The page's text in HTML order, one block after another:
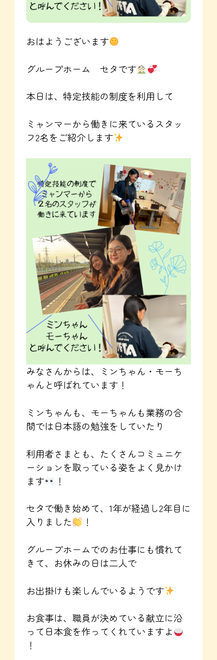
おはようございます
グループホーム セタです
本日は、特定技能の制度を利用して
ミャンマーから働きに来ているスタッ
フ2名をご紹介します
みなさんからは、ミンちゃん・モーち
ゃんと呼ばれています！
ミンちゃんも、モーちゃんも業務の合
間では日本語の勉強をしていたり
利用者さまとも、たくさんコミュニケ
ーションを取っている姿をよく見かけ
ます
！
セタで働き始めて、1年が経過し2年目に
入りました
！
グループホームでのお仕事にも慣れて
きて、お休みの日は二人で
お出掛けも楽しんでいるようです
お食事は、職員が決めている献立に沿
って日本食を作ってくれていますよ
！